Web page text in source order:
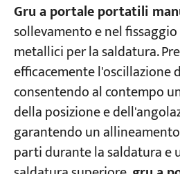
Gru a portale portatili
sollevamento e nel
metallici per la saldatura.
efficacemente l'oscillazione
consentendo al contempo
della posizione e
garantendo un
parti durante la saldatura e